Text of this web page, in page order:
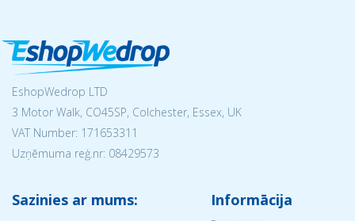
EshopWedrop LTD
3 Motor Walk, CO45SP, Colchester, Essex, UK
VAT Number: 171653311
Uzņēmuma reģ.nr: 08429573
Sazinies ar mums: Informācija